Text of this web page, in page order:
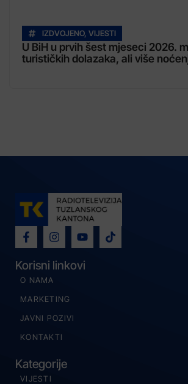
IZDVOJENO, VIJESTI
U BiH u prvih šest mjeseci 2026.
turističkih dolazaka, ali više
Korisni linkovi
O NAMA
MARKETING
JAVNI POZIVI
KONTAKTI
Kategorije
VIJESTI